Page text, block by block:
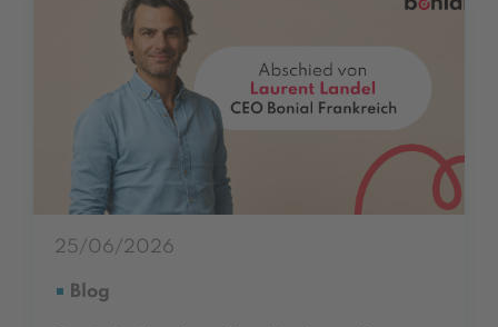
25/06/2026
Blog